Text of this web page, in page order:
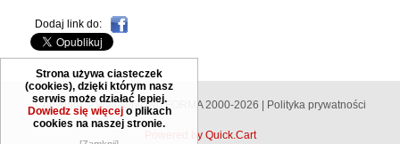
Strona używa ciasteczek
(cookies), dzięki którym nasz
serwis może działać lepiej.
Dowiedz się więcejo plikach
cookies na naszej stronie.
Grodecki Andrzej
Gryko Krzysztof
Guillevic
Gwiazda-Elmerych Małgorzata
Helbig Brygida
Karol SamselCairo Declaration
Andrzej WojciechowskiNędza do całowania
Dodaj link do:
Copyright © Wydawnictwo FORMA 2000-2026 | Polityka prywatności
Powered by Quick.Cart